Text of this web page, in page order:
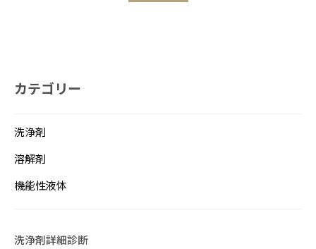
カテゴリー
洗浄剤
溶解剤
機能性液体
洗浄剤詳細診断